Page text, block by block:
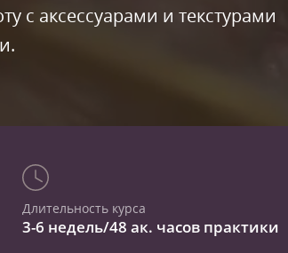
с аксессуарами и текстурами
Длительность курса
3-6 недель/48 ак. часов практики